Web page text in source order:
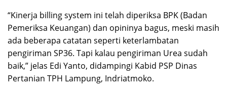
“Kinerja billing system ini telah diperiksa BPK (Badan
Pemeriksa Keuangan) dan opininya bagus, meski masih
ada beberapa catatan seperti keterlambatan
pengiriman SP36. Tapi kalau pengiriman Urea sudah
baik,” jelas Edi Yanto, didampingi Kabid PSP Dinas
Pertanian TPH Lampung, Indriatmoko.